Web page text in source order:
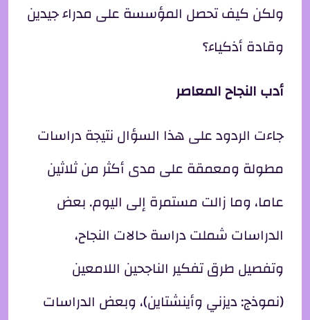
ولكن كيف تحصل المؤسسة على مدراء جيدين
وقادة أذكياء؟
أدب النجاح المعاصر
جاءت الردود على هذا السؤال نتيجة دراسات
مطولة ومعمقة على مدى أكثر من ثلاثين
عاما، وما زالت مستمرة إلى اليوم. بعض
الدراسات شملت دراسة حالات النجاح،
وتفصيل طرق تفكير الناجحين اللامعين
(نموذج: ديزني وأينشتاين)، وبعض الدراسات